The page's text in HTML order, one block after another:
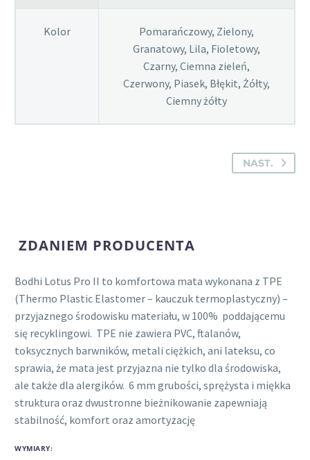
Kolor
Pomarańczowy, Zielony,
Granatowy, Lila, Fioletowy,
Czarny, Ciemna zieleń,
Czerwony, Piasek, Błękit, Żółty,
Ciemny żółty
NAST.
ZDANIEM PRODUCENTA
Bodhi Lotus Pro II to komfortowa mata wykonana z TPE
(Thermo Plastic Elastomer – kauczuk termoplastyczny) –
przyjaznego środowisku materiału, w 100% poddającemu
się recyklingowi. TPE nie zawiera PVC, ftalanów,
toksycznych barwników, metali ciężkich, ani lateksu, co
sprawia, że mata jest przyjazna nie tylko dla środowiska,
ale także dla alergików. 6 mm grubości, sprężysta i miękka
struktura oraz dwustronne bieżnikowanie zapewniają
stabilność, komfort oraz amortyzację
WYMIARY: